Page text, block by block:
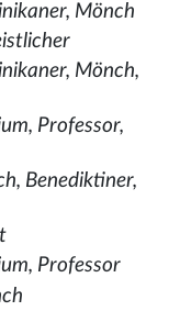
Mönch
Mönch,
Professor,
Benediktiner,
Professor